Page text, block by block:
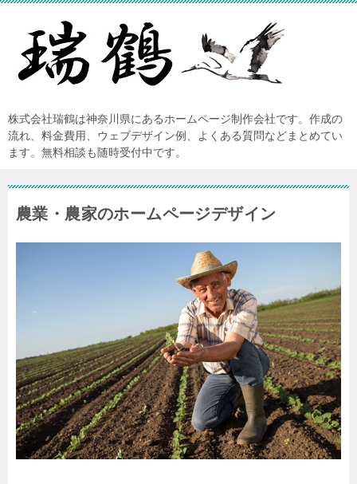
株式会社瑞鶴は神奈川県にあるホームページ制作会社です。作成の
流れ、料金費用、ウェブデザイン例、よくある質問などまとめてい
ます。無料相談も随時受付中です。
農業・農家のホームページデザイン